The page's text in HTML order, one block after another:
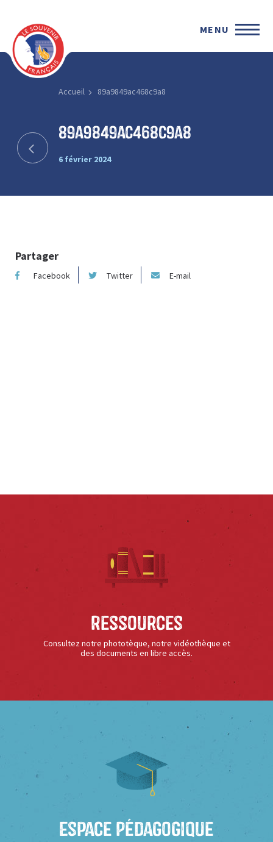
MENU
Accueil 89a9849ac468c9a8
89a9849ac468c9a8
6 février 2024
Partager
Facebook Twitter E-mail
Ressources
Consultez notre phototèque, notre vidéothèque et
des documents en libre accès.
Espace Pédagogique